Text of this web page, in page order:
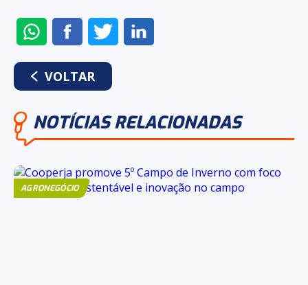
ENVIAR
NO
WHATSAPP
COMPARTILHAR
NO
FACEBOOK
COMPARTILHAR
NO
VOLTAR
NOTÍCIAS RELACIONADAS
AGRONEGÓCIO